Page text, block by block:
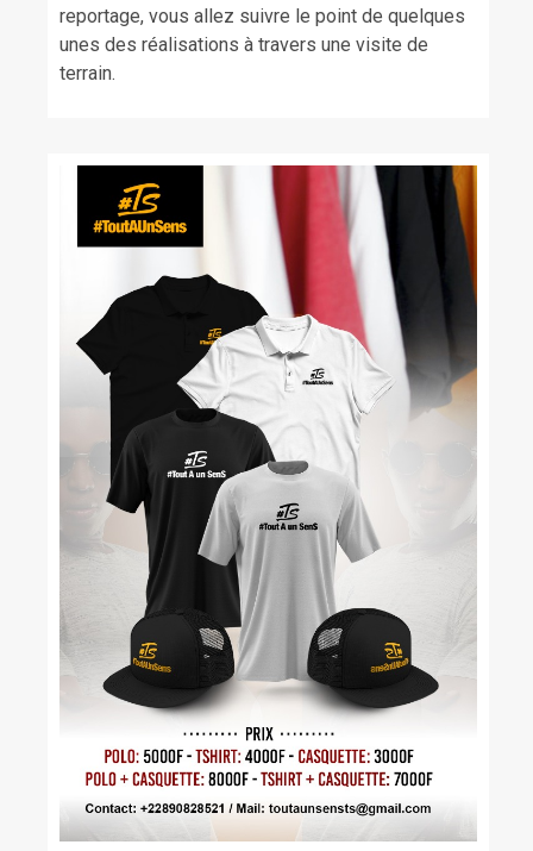
reportage, vous allez suivre le point de quelques
unes des réalisations à travers une visite de
terrain.